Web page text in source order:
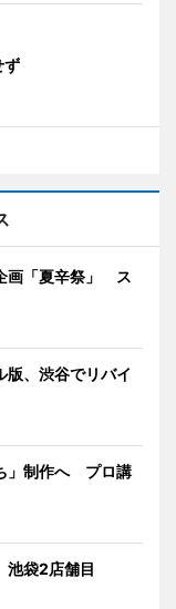
ず
画「夏辛祭」 ス
版、渋谷でリバイ
」制作へ プロ講
袋2店舗目